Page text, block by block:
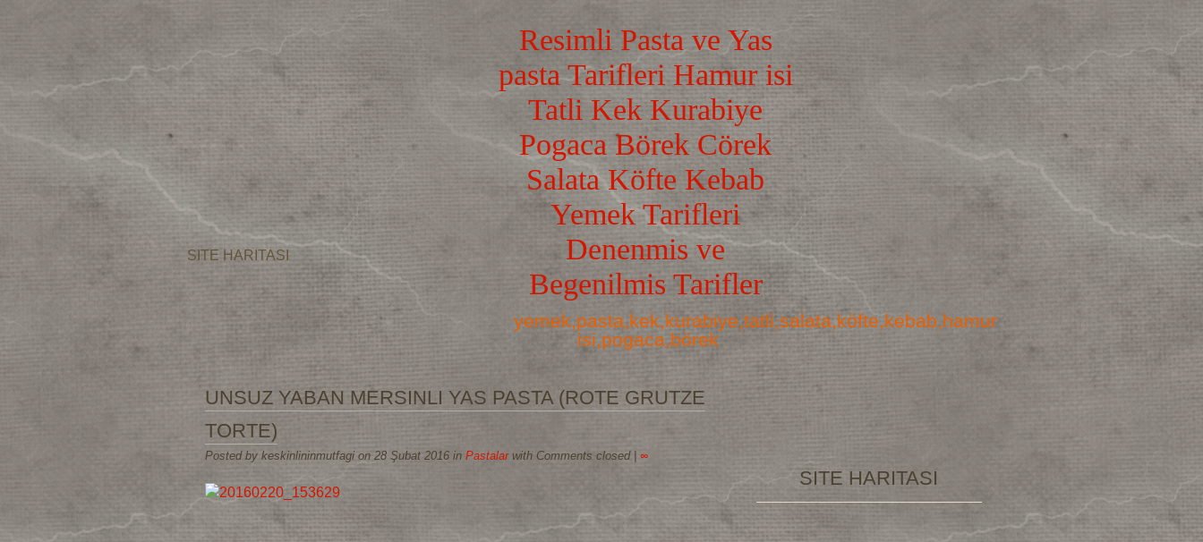
Resimli Pasta ve Yas
pasta Tarifleri Hamur isi
Tatli Kek Kurabiye
Pogaca Börek Cörek
Salata Köfte Kebab
Yemek Tarifleri
Denenmis ve
Begenilmis Tarifler
yemek,pasta,kek,kurabiye,tatli,salata,köfte,kebab,hamur
isi,pogaca,börek
SITE HARITASI
UNSUZ YABAN MERSINLI YAS PASTA (ROTE GRUTZE
TORTE)
Posted by keskinlininmutfagi on 28 Şubat 2016 in Pastalar with Comments closed| ∞
SITE HARITASI